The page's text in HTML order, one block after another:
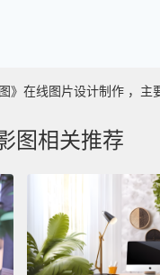
》在线图片设计制作 ，
图相关推荐